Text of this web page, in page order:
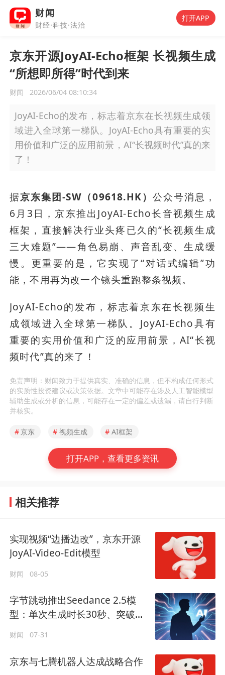
财闻
财经·科技·法治
打开APP
京东开源JoyAI-Echo框架 长视频生成
“所想即所得”时代到来
财闻 2026/06/04 08:10:34
JoyAI-Echo的发布，标志着京东在长视频生成领
域进入全球第一梯队。JoyAI-Echo具有重要的实
用价值和广泛的应用前景，AI“长视频时代”真的来
了！
据京东集团-SW（09618.HK） 公众号消息，
6月3日，京东推出JoyAI-Echo长音视频生成
框架，直接解决行业头疼已久的“长视频生成
三大难题”——角色易崩、声音乱变、生成缓
慢。更重要的是，它实现了“对话式编辑”功
能，不用再为改一个镜头重跑整条视频。
JoyAI-Echo的发布，标志着京东在长视频生
成领域进入全球第一梯队。JoyAI-Echo具有
重要的实用价值和广泛的应用前景，AI“长视
频时代”真的来了！
免责声明：财闻致力于提供真实、准确的信息，但不构成任何形式
的实质性投资建议或决策依据。文章中可能存在涉及人工智能模型
辅助生成或分析的信息，可能存在一定的偏差或遗漏，请自行判断
并核实。
# 京东 # 视频生成 # AI框架
打开APP，查看更多资讯
相关推荐
实现视频“边播边改”，京东开源
JoyAI-Video-Edit模型
财闻 08-05
字节跳动推出Seedance 2.5模
型：单次生成时长30秒、突破长
财闻 07-31
京东与七腾机器人达成战略合作